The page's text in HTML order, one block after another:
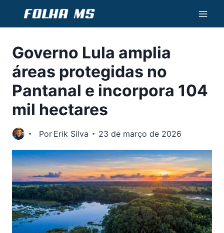
Conteúdo
Governo Lula amplia
áreas protegidas no
Pantanal e incorpora 104
mil hectares
Por Erik Silva 23 de março de 2026